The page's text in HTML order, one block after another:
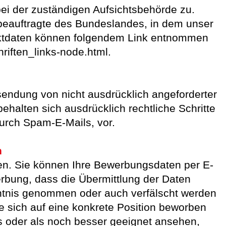
der zuständigen Aufsichtsbehörde zu.
des Bundeslandes, in dem unser
können folgendem Link entnommen
node.html.
von nicht ausdrücklich angeforderter
sich ausdrücklich rechtliche Schritte
Spam-E-Mails, vor.
Sie können Ihre Bewerbungsdaten per E-
dass die Übermittlung der Daten
genommen oder auch verfälscht werden
sich auf eine konkrete Position beworben
als noch besser geeignet ansehen,